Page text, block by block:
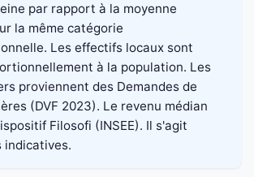
par rapport à la moyenne
la même catégorie
Les effectifs locaux sont
à la population. Les
proviennent des Demandes de
(DVF 2023). Le revenu médian
Filosofi (INSEE). Il s'agit
indicatives.